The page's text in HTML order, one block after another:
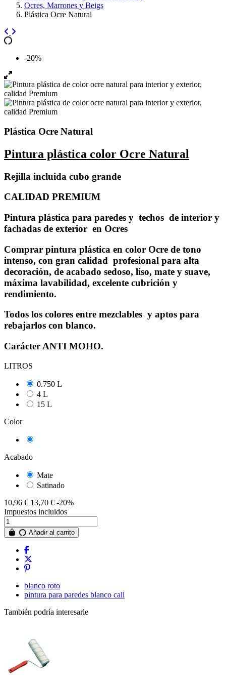
Ocres, Marrones y Beigs
Plástica Ocre Natural
-20%
Plástica Ocre Natural
Pintura plástica color Ocre Natural
Rejilla incluida cubo grande
CALIDAD PREMIUM
Pintura plástica para paredes y techos de interior y
fachadas de exterior en Ocres
Comprar pintura plástica en color Ocre de tono
intenso, con gran calidad profesional para alta
decoración, de acabado sedoso, liso, mate y suave,
máxima lavabilidad, excelente cubrición y
rendimiento.
Todos los colores entre mezclables y aptos para
rebajarlos con blanco.
Carácter ANTI MOHO.
LITROS
0.750 L
4 L
15 L
Color
Acabado
Mate
Satinado
10,96 € 13,70 € -20%
Impuestos incluidos
Añadir al carrito
blanco roto
pintura para paredes blanco cali
También podría interesarle